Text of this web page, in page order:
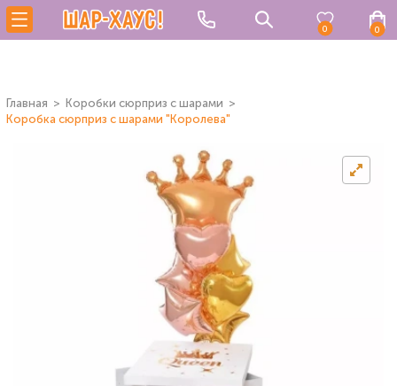
0 0
Главная
Коробки сюрприз с шарами
Коробка сюрприз с шарами "Королева"